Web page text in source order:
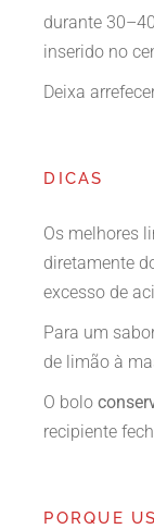
durante
inserido no
Deixa
DICAS
Os melhores
diretamente
excesso de
Para um
de limão à
O bolo
recipiente
PORQUE